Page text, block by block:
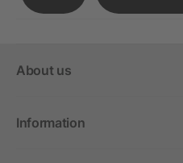
About us
Information